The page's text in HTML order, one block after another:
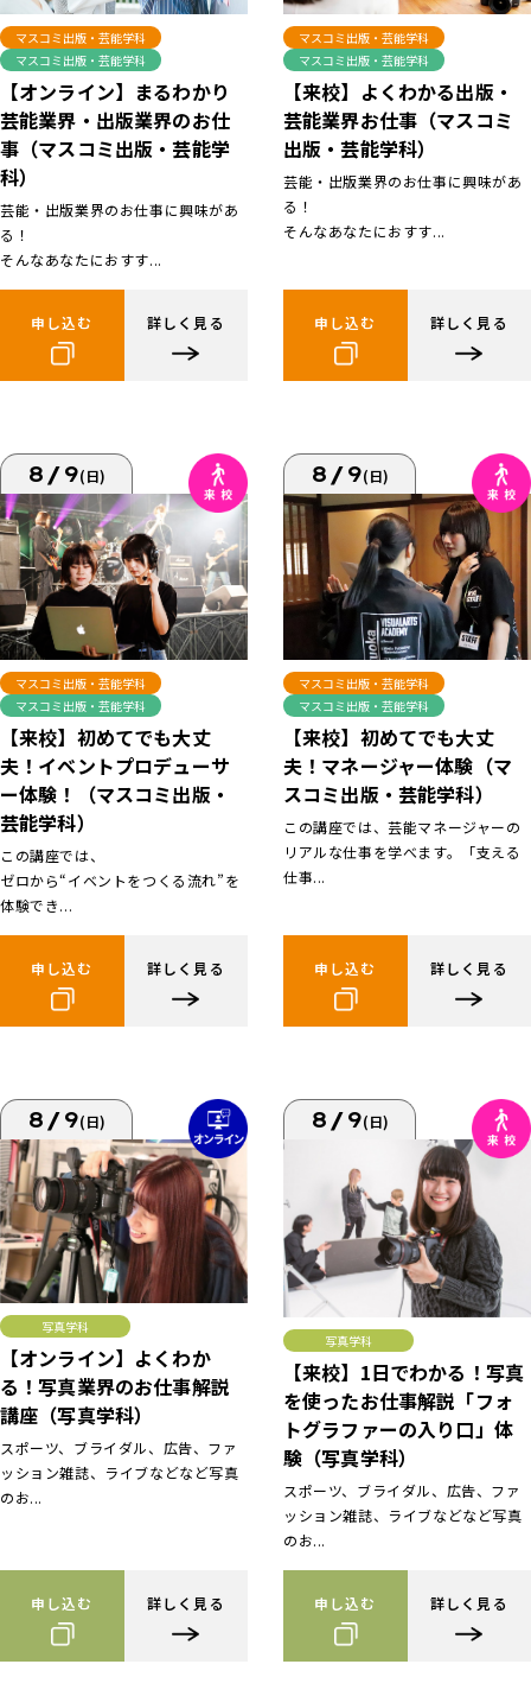
マスコミ出版・芸能学科
マスコミ出版・芸能学科
【オンライン】まるわかり
芸能業界・出版業界のお仕
事（マスコミ出版・芸能学
科）
芸能・出版業界のお仕事に興味があ
る！
そんなあなたにおすす...
申し込む 詳しく見る
マスコミ出版・芸能学科
マスコミ出版・芸能学科
【来校】よくわかる出版・
芸能業界お仕事（マスコミ
出版・芸能学科）
芸能・出版業界のお仕事に興味があ
る！
そんなあなたにおすす...
申し込む 詳しく見る
8/9(日)
マスコミ出版・芸能学科
マスコミ出版・芸能学科
【来校】初めてでも大丈
夫！イベントプロデューサ
ー体験！（マスコミ出版・
芸能学科）
この講座では、
ゼロから“イベントをつくる流れ”を
体験でき...
申し込む 詳しく見る
8/9(日)
マスコミ出版・芸能学科
マスコミ出版・芸能学科
【来校】初めてでも大丈
夫！マネージャー体験（マ
スコミ出版・芸能学科）
この講座では、芸能マネージャーの
リアルな仕事を学べます。「支える
仕事...
申し込む 詳しく見る
8/9(日)
写真学科
【オンライン】よくわか
る！写真業界のお仕事解説
講座（写真学科）
スポーツ、ブライダル、広告、ファ
ッション雑誌、ライブなどなど写真
のお...
申し込む 詳しく見る
8/9(日)
写真学科
【来校】1日でわかる！写真
を使ったお仕事解説「フォ
トグラファーの入り口」体
験（写真学科）
スポーツ、ブライダル、広告、ファ
ッション雑誌、ライブなどなど写真
のお...
申し込む 詳しく見る